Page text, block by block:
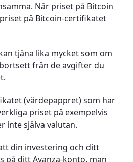
När priset på Bitcoin
på Bitcoin-certifikatet
tjäna lika mycket som om
från de avgifter du
(värdepappret) som har
priset på exempelvis
inte själva valutan.
din investering och ditt
på ditt Avanza-konto, man